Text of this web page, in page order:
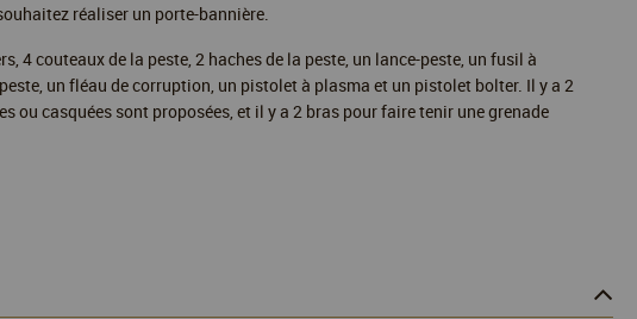
réaliser un porte-bannière.
couteaux de la peste, 2 haches de la peste, un lance-peste, un fusil à
un fléau de corruption, un pistolet à plasma et un pistolet bolter. Il y a 2
ou casquées sont proposées, et il y a 2 bras pour faire tenir une grenade